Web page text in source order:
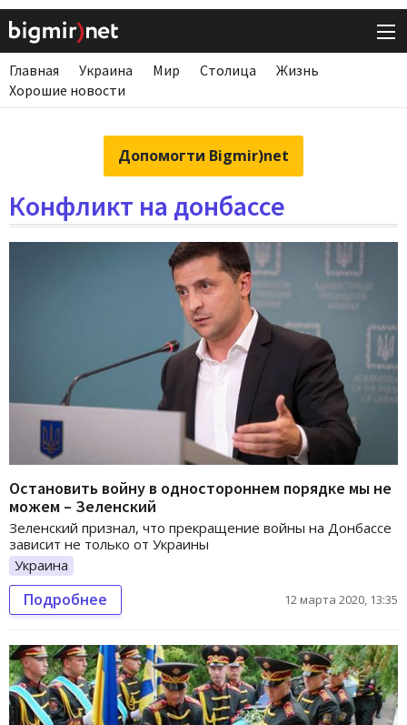
Главная Украина Мир Столица
Жизнь
Хорошие новости
Допомогти Bigmir)net
Конфликт на донбассе
Остановить войну в одностороннем порядке мы не
можем – Зеленский
Зеленский признал, что прекращение войны на Донбассе
зависит не только от Украины
Украина
Подробнее 12 марта 2020, 13:35